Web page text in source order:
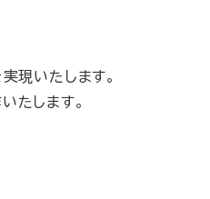
現いたします。
たします。